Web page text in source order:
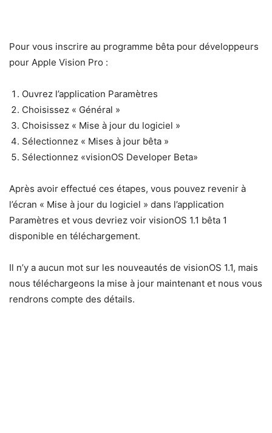
Pour vous inscrire au programme bêta pour développeurs
pour Apple Vision Pro :
Ouvrez l’application Paramètres
Choisissez « Général »
Choisissez « Mise à jour du logiciel »
Sélectionnez « Mises à jour bêta »
Sélectionnez «visionOS Developer Beta»
Après avoir effectué ces étapes, vous pouvez revenir à
l’écran « Mise à jour du logiciel » dans l’application
Paramètres et vous devriez voir visionOS 1.1 bêta 1
disponible en téléchargement.
Il n’y a aucun mot sur les nouveautés de visionOS 1.1, mais
nous téléchargeons la mise à jour maintenant et nous vous
rendrons compte des détails.